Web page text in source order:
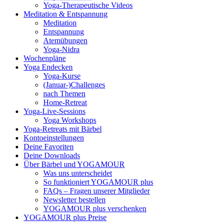
Yoga-Therapeutische Videos
Meditation & Entspannung
Meditation
Entspannung
Atemübungen
Yoga-Nidra
Wochenpläne
Yoga Endecken
Yoga-Kurse
(Januar-)Challenges
nach Themen
Home-Retreat
Yoga-Live-Sessions
Yoga Workshops
Yoga-Retreats mit Bärbel
Kontoeinstellungen
Deine Favoriten
Deine Downloads
Über Bärbel und YOGAMOUR
Was uns unterscheidet
So funktioniert YOGAMOUR plus
FAQs – Fragen unserer Mitglieder
Newsletter bestellen
YOGAMOUR plus verschenken
YOGAMOUR plus Preise